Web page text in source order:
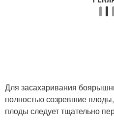
Для засахаривания
полностью созревшие
плоды следует тщательно